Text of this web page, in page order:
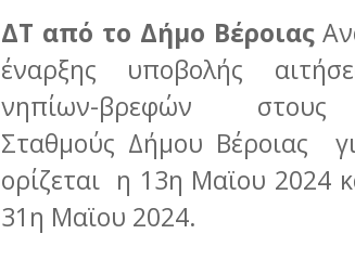
ΔΤ από το Δήμο Βέροιας
έναρξης υποβολής
νηπίων-βρεφών στους
Σταθμούς Δήμου Βέροιας
ορίζεται η 13η Mαϊου 2024
31η Mαϊου 2024.